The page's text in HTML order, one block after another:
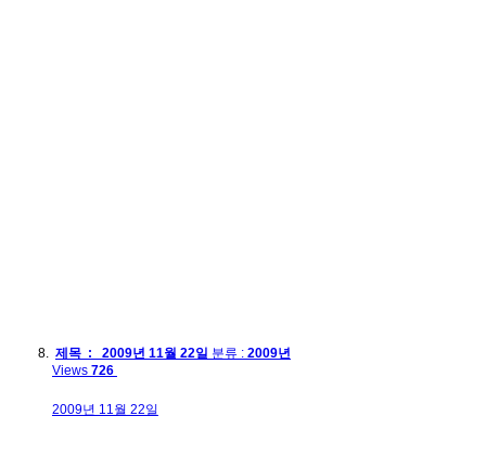
제목 : 2009년 11월 22일 분류 : 2009년
Views 726
2009년 11월 22일